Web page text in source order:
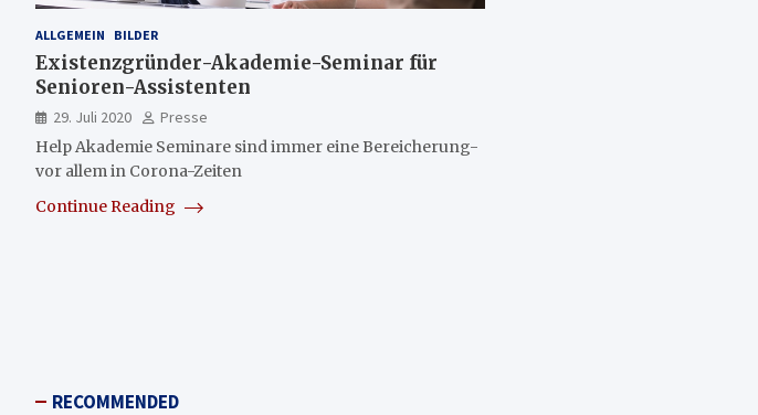
ALLGEMEIN BILDER
Existenzgründer-Akademie-Seminar für
Senioren-Assistenten
29. Juli 2020
Presse
Help Akademie Seminare sind immer eine Bereicherung-
vor allem in Corona-Zeiten
Continue Reading
RECOMMENDED